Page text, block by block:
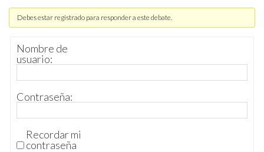
Debes estar registrado para responder a este debate.
Nombre de
usuario:
Contraseña:
Recordar mi
contraseña